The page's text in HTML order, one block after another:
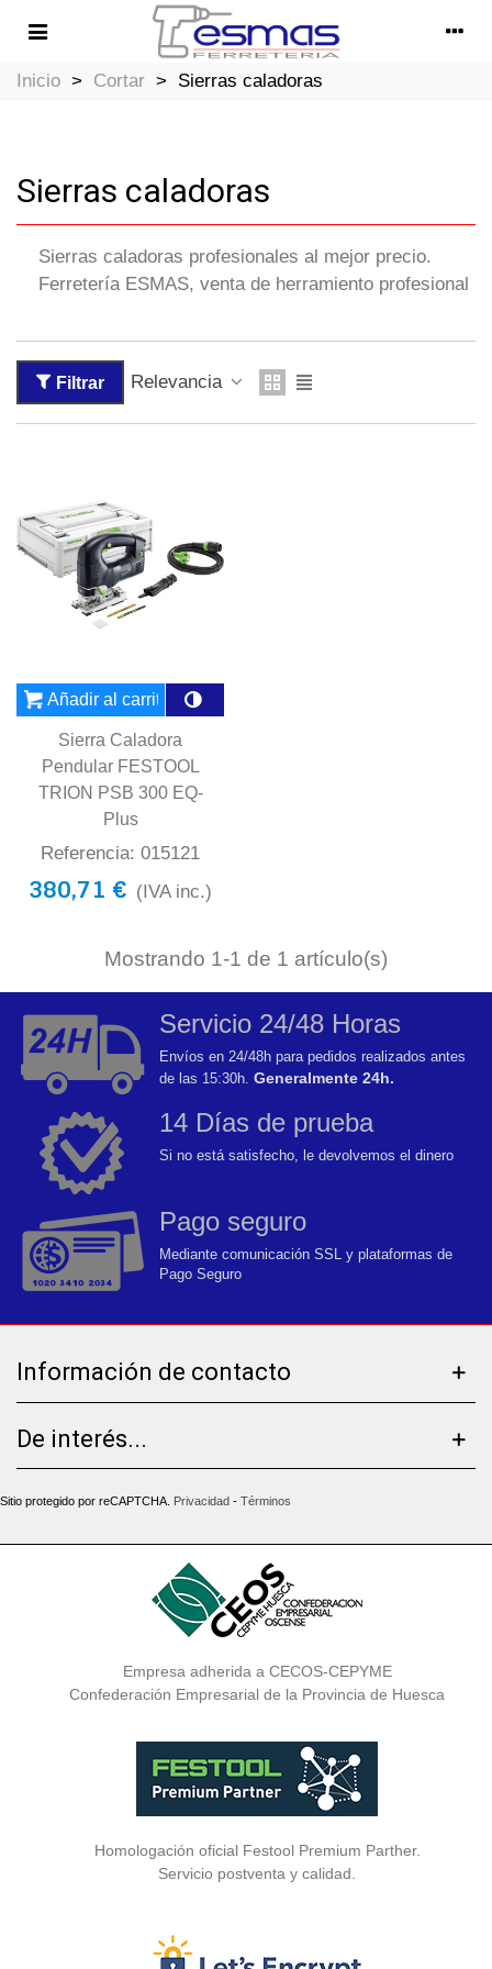
Inicio > Cortar > Sierras caladoras
Sierras caladoras
Sierras caladoras profesionales al mejor precio.
Ferretería ESMAS, venta de herramiento profesional
Filtrar Relevancia
Añadir al carrito
Sierra Caladora
Pendular FESTOOL
TRION PSB 300 EQ-
Plus
Referencia: 015121
380,71 € (IVA inc.)
Mostrando 1-1 de 1 artículo(s)
Servicio 24/48 Horas
Envíos en 24/48h para pedidos realizados antes
de las 15:30h. Generalmente 24h.
14 Días de prueba
Si no está satisfecho, le devolvemos el dinero
Pago seguro
Mediante comunicación SSL y plataformas de
Pago Seguro
Información de contacto
De interés...
Sitio protegido por reCAPTCHA. Privacidad - Términos
Empresa adherida a CECOS-CEPYME
Confederación Empresarial de la Provincia de Huesca
Homologación oficial Festool Premium Parther.
Servicio postventa y calidad.